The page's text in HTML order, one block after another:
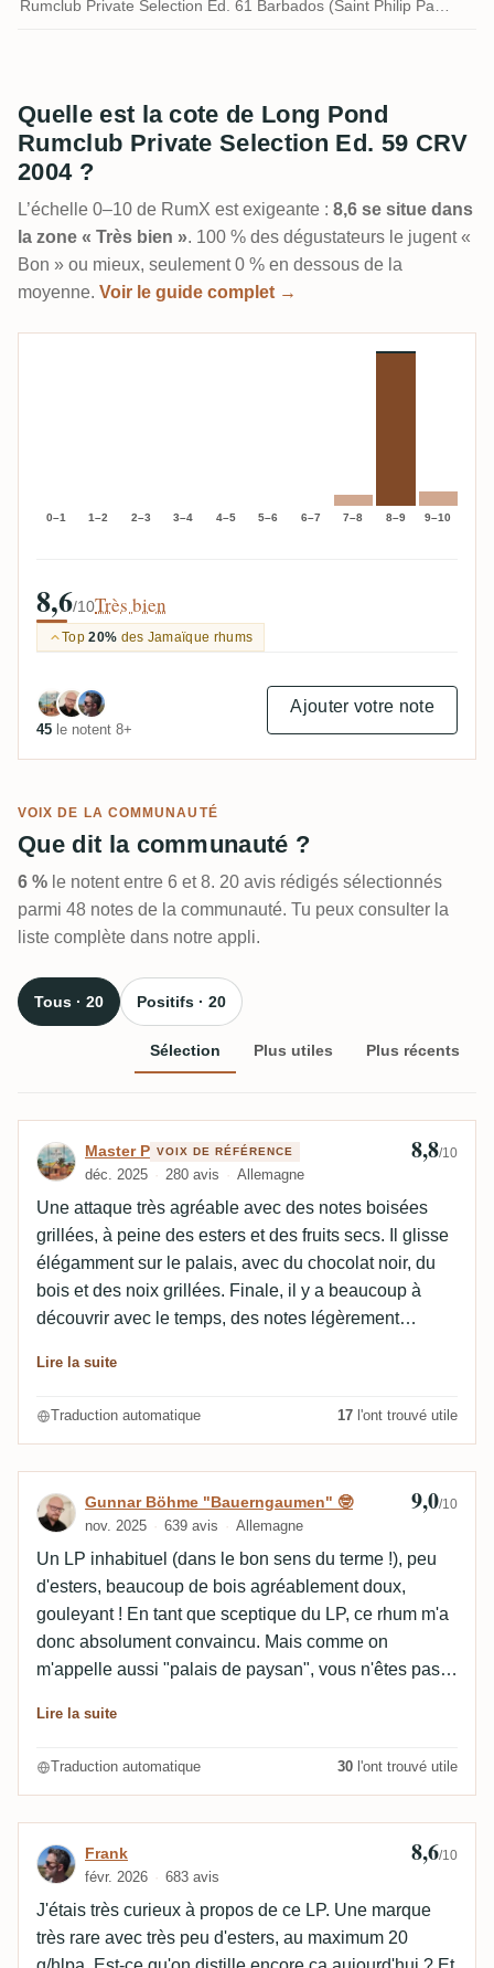
Quelle est la cote de Long Pond
Rumclub Private Selection Ed. 59 CRV
2004 ?
L’échelle 0–10 de RumX est exigeante : 8,6 se situe dans
la zone « Très bien ». 100 % des dégustateurs le jugent «
Bon » ou mieux, seulement 0 % en dessous de la
moyenne. Voir le guide complet →
0–1 1–2 2–3 3–4 4–5 5–6 6–7 7–8 8–9 9–10
8,6/10Très bien
Top20% des Jamaïque rhums
45 le notent 8+
Ajouter votre note
VOIX DE LA COMMUNAUTÉ
Que dit la communauté ?
6 % le notent entre 6 et 8. 20 avis rédigés sélectionnés
parmi 48 notes de la communauté. Tu peux consulter la
liste complète dans notre appli.
Tous · 20 Positifs · 20
Sélection Plus utiles Plus récents
Avis de Master P
Master P VOIX DE RÉFÉRENCE
déc. 2025 280 avis Allemagne
8,8/10
Une attaque très agréable avec des notes boisées
grillées, à peine des esters et des fruits secs. Il glisse
élégamment sur le palais, avec du chocolat noir, du
bois et des noix grillées. Finale, il y a beaucoup à
découvrir avec le temps, des notes légèrement
amères et jeu d'acidité minimal. Unique et très réussi.
Lire la suite
Traduction automatique 17 l'ont trouvé utile
Avis de Gunnar Böhme "Bauerngaumen"
Gunnar Böhme "Bauerngaumen" 🤓
nov. 2025 639 avis Allemagne
9,0/10
Un LP inhabituel (dans le bon sens du terme !), peu
d'esters, beaucoup de bois agréablement doux,
gouleyant ! En tant que sceptique du LP, ce rhum m'a
donc absolument convaincu. Mais comme on
m'appelle aussi "palais de paysan", vous n'êtes pas
jugement de dégustation. 😉
Lire la suite
Traduction automatique 30 l'ont trouvé utile
Avis de Frank
Frank
févr. 2026 683 avis
8,6/10
J'étais très curieux à propos de ce LP. Une marque
très rare avec très peu d'esters, au maximum 20